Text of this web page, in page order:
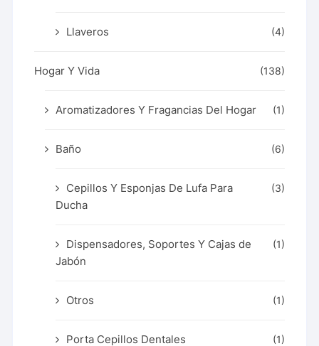
Llaveros (4)
Hogar Y Vida (138)
Aromatizadores Y Fragancias Del Hogar (1)
Baño (6)
Cepillos Y Esponjas De Lufa Para
Ducha
(3)
Dispensadores, Soportes Y Cajas de
Jabón
(1)
Otros (1)
Porta Cepillos Dentales (1)